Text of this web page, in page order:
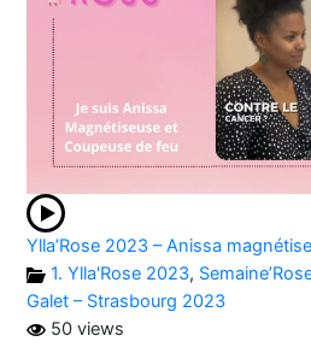
Ylla’Rose 2023 – Anissa
1. Ylla'Rose 2023,
Galet – Strasbourg 2023
50 views